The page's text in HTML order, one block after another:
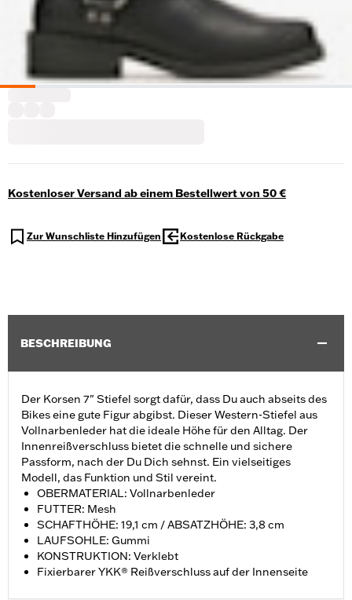
Kostenloser Versand ab einem Bestellwert von 50 €
Zur Wunschliste Hinzufügen Kostenlose Rückgabe
BESCHREIBUNG
Der Korsen 7" Stiefel sorgt dafür, dass Du auch abseits des
Bikes eine gute Figur abgibst. Dieser Western-Stiefel aus
Vollnarbenleder hat die ideale Höhe für den Alltag. Der
Innenreißverschluss bietet die schnelle und sichere
Passform, nach der Du Dich sehnst. Ein vielseitiges
Modell, das Funktion und Stil vereint.
OBERMATERIAL: Vollnarbenleder
FUTTER: Mesh
SCHAFTHÖHE: 19,1 cm / ABSATZHÖHE: 3,8 cm
LAUFSOHLE: Gummi
KONSTRUKTION: Verklebt
Fixierbarer YKK® Reißverschluss auf der Innenseite